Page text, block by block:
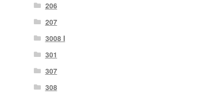
206
207
3008 I
301
307
308